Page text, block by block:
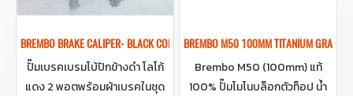
ฺBREMBO BRAKE CALIPER- BLACK COLOR REAR BRAKE RED LOGO
ปั๊มเบรคเบรมโบ้ปักข้างดำ โลโก้
แดง 2 พอตพร้อมผ้าเบรคในชุด
BREMBO M50 100MM TITANIUM
Brembo M50 (100mm) แท้
100% ปั๊มโมโนบล็อกตัวท็อป น้ำ